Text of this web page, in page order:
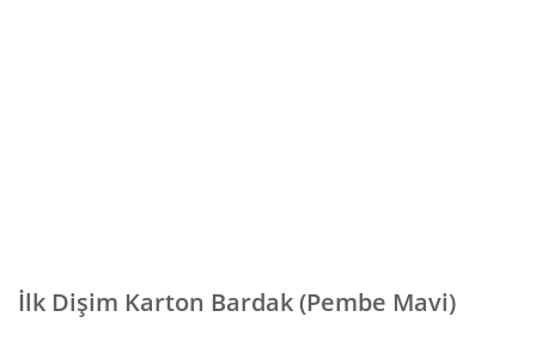
İlk Dişim Karton Bardak (Pembe Mavi)